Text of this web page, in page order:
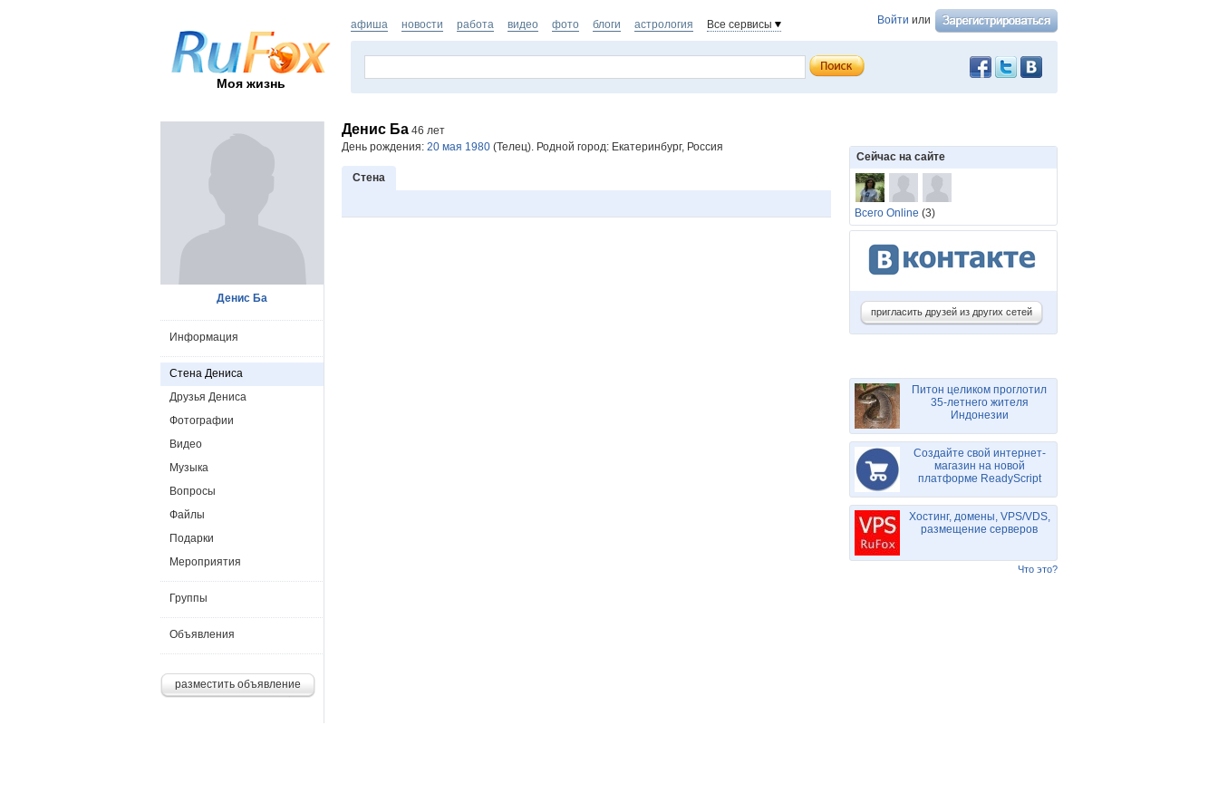
Моя жизнь
Войти или
афиша новости работа видео фото блоги астрология Все сервисы
Денис Ба 46 лет
День рождения: 20 мая 1980 (Телец). Родной город: Екатеринбург, Россия
Стена
Денис Ба
Информация
Стена Дениса
Друзья Дениса
Фотографии
Видео
Музыка
Вопросы
Файлы
Подарки
Мероприятия
Группы
Объявления
разместить объявление
Сейчас на сайте
Всего Online (3)
пригласить друзей из других сетей
Питон целиком проглотил
35-летнего жителя
Индонезии
Создайте свой интернет-
магазин на новой
платформе ReadyScript
Хостинг, домены, VPS/VDS,
размещение серверов
Что это?